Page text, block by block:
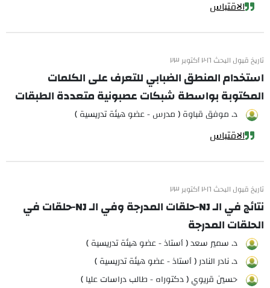
الاقتباس
تاريخ قبول البحث ٢٠١٦ أكتوبر ٢٣
استخدام المنطق الضبابي للتعرف على الكلمات
المكتوبة بواسطة شبكات عصبونية متعددة الطبقات
د. موفق قباوة ( مدرس - عضو هيئة تدريسية )
الاقتباس
تاريخ قبول البحث ٢٠١٦ أكتوبر ٢٣
نتائج في الـ NJ-حلقات المدرجة وفي الـ NJ-حلقات في
الحلقات المدرجة
د. سمير سعد ( أستاذ - عضو هيئة تدريسية )
د. نادر النادر ( أستاذ - عضو هيئة تدريسية )
حسين قريوي ( دكتوراه - طالب دراسات عليا )